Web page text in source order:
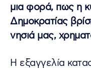
μια φορά, πως η
Δημοκρατίας
νησιά μας,
Η εξαγγελία